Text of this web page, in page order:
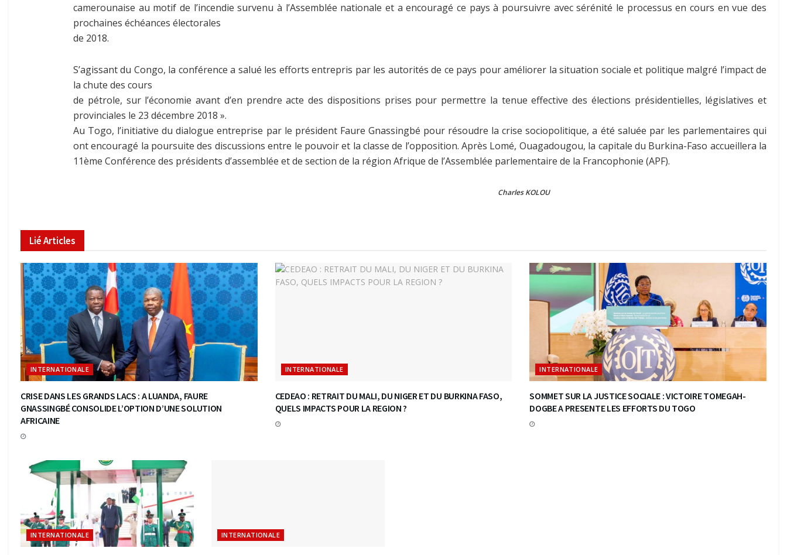
camerounaise au motif de l’incendie survenu à l’Assemblée nationale et a encouragé ce pays à poursuivre avec sérénité le processus en cours en vue des
prochaines échéances électorales
de 2018.
S’agissant du Congo, la conférence a salué les efforts entrepris par les autorités de ce pays pour améliorer la situation sociale et politique malgré l’impact de
la chute des cours
de pétrole, sur l’économie avant d’en prendre acte des dispositions prises pour permettre la tenue effective des élections présidentielles, législatives et
provinciales le 23 décembre 2018 ».
Au Togo, l’initiative du dialogue entreprise par le président Faure Gnassingbé pour résoudre la crise sociopolitique, a été saluée par les parlementaires qui
ont encouragé la poursuite des discussions entre le pouvoir et la classe de l’opposition. Après Lomé, Ouagadougou, la capitale du Burkina-Faso accueillera la
11ème Conférence des présidents d’assemblée et de section de la région Afrique de l’Assemblée parlementaire de la Francophonie (APF).
Charles KOLOU
LiéArticles
INTERNATIONALE
CRISE DANS LES GRANDS LACS : A LUANDA, FAURE
GNASSINGBÉ CONSOLIDE L’OPTION D’UNE SOLUTION
AFRICAINE
INTERNATIONALE
CEDEAO : RETRAIT DU MALI, DU NIGER ET DU BURKINA FASO,
QUELS IMPACTS POUR LA REGION ?
INTERNATIONALE
SOMMET SUR LA JUSTICE SOCIALE : VICTOIRE TOMEGAH-
DOGBE A PRESENTE LES EFFORTS DU TOGO
INTERNATIONALE INTERNATIONALE